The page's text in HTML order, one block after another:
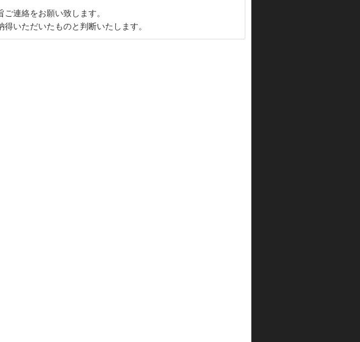
連絡をお願い致します。
いただいたものと判断いたします。